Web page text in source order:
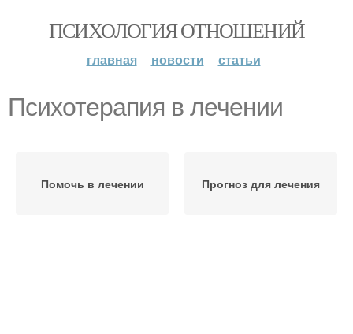
ПСИХОЛОГИЯ ОТНОШЕНИЙ
главная новости статьи
Психотерапия в лечении
Помочь в лечении Прогноз для лечения